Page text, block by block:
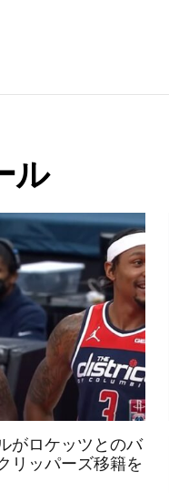
ル
がロケッツとのバ
リッパーズ移籍を